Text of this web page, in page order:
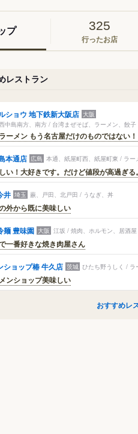
プ 325
行ったお店
レストラン
ショウ 地下鉄新大阪店 大阪
中島南方、南方 / 台湾まぜそば、ラーメン、餃子
ーメン もう名古屋だけのものではない！
本通店 広島 本通、紙屋町西、紙屋町東 / ラー
い！大好きです。だけど値段が高過ぎる。
井 埼玉 蕨、戸田、北戸田 / うなぎ、丼
外から既に美味しい
麺 豊味園 大阪 江坂 / 焼肉、ホルモン、居酒屋
一番好きな焼き肉屋さん
ショップ椿 牛久店 茨城 ひたち野うしく / ラ
ンショップ美味しい
おすすめレ